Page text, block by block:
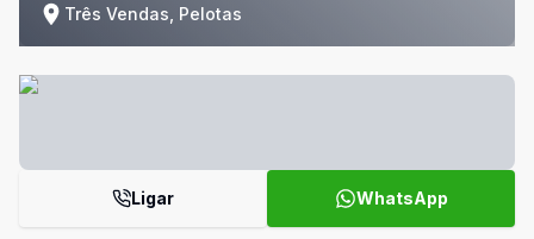
Três Vendas, Pelotas
Ligar WhatsApp